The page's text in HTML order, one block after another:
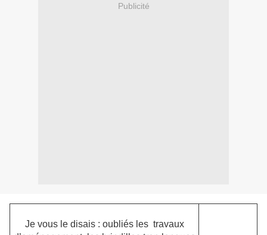
Publicité
Je vous le disais : oubliés les travaux